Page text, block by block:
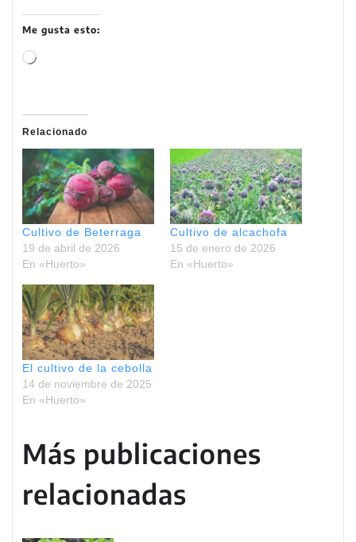
Me gusta esto:
C
n
d
o
.
.
Relacionado
Cultivo de Beterraga
19 de abril de 2026
En «Huerto»
Cultivo de alcachofa
15 de enero de 2026
En «Huerto»
El cultivo de la cebolla
14 de noviembre de 2025
En «Huerto»
Más publicaciones
relacionadas